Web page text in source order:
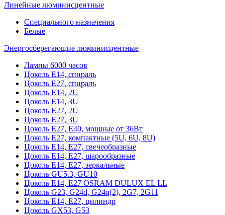
Линейные люминисцентные
Специального назначения
Белые
Энергосберегающие люминисцентные
Лампы 6000 часов
Цоколь Е14, спираль
Цоколь Е27, спираль
Цоколь Е14, 2U
Цоколь Е14, 3U
Цоколь Е27, 2U
Цоколь Е27, 3U
Цоколь Е27, Е40, мощные от 36Вт
Цоколь Е27, компактные (5U, 6U, 8U)
Цоколь Е14, Е27, свечеобразные
Цоколь Е14, Е27, шарообразные
Цоколь Е14, Е27, зеркальные
Цоколь GU5.3, GU10
Цоколь Е14, Е27 OSRAM DULUX EL LL
Цоколь G23, G24d, G24q(2), 2G7, 2G11
Цоколь Е14, Е27, цилиндр
Цоколь GX53, G53